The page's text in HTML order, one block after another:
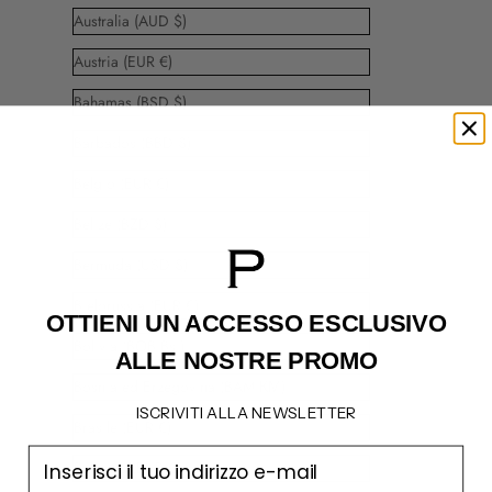
Australia (AUD $)
Austria (EUR €)
Bahamas (BSD $)
Bulgaria (EUR €)
OTTIENI UN ACCESSO ESCLUSIVO
ALLE NOSTRE PROMO
ISCRIVITI ALLA NEWSLETTER
email